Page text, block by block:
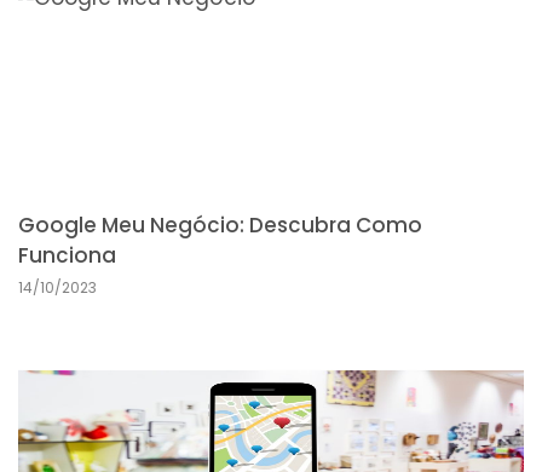
Google Meu Negócio: Descubra Como
Funciona
14/10/2023